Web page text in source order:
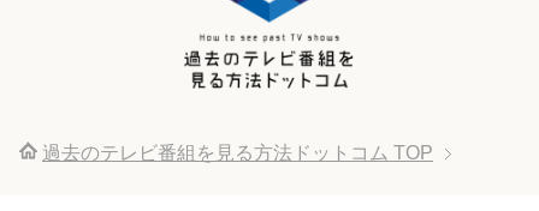
過去のテレビ番組を見る方法ドットコム TOP